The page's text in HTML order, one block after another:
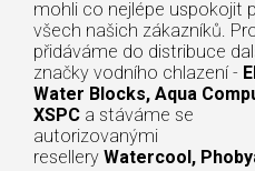
mohli co nejlépe uspokojit
všech našich zákazníků.
přidáváme do distribuce
značky vodního chlazení -
Water Blocks, Aqua
XSPC a stáváme se
autorizovanými
resellery Watercool,